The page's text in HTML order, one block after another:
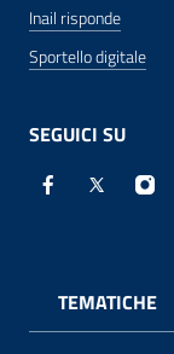
Inail risponde
Sportello digitale
SEGUICI SU
Facebook -
X -
TEMATICHE